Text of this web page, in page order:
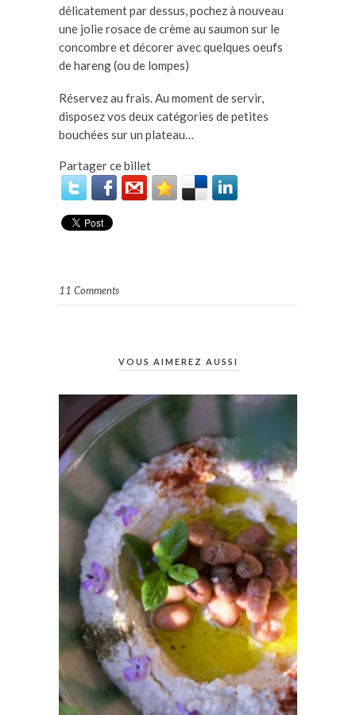
délicatement par dessus, pochez à nouveau
une jolie rosace de crème au saumon sur le
concombre et décorer avec quelques oeufs
de hareng (ou de lompes)
Réservez au frais. Au moment de servir,
disposez vos deux catégories de petites
bouchées sur un plateau…
Partager ce billet
11 Comments
VOUS AIMEREZ AUSSI